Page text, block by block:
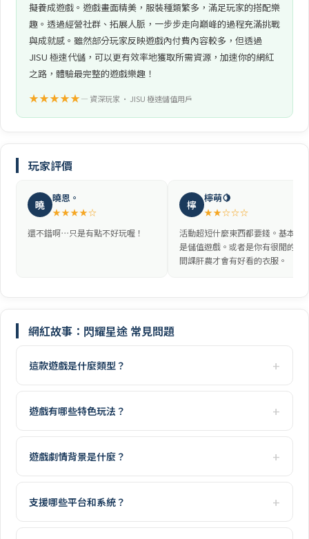
擬養成遊戲。遊戲畫面精美，服裝種類繁多，滿足玩家的搭配樂
趣。透過經營社群、拓展人脈，一步步走向巔峰的過程充滿挑戰
與成就感。雖然部分玩家反映遊戲內付費內容較多，但透過
JISU 極速代儲，可以更有效率地獲取所需資源，加速你的網紅
之路，體驗最完整的遊戲樂趣！
★★★★★— 資深玩家 • JISU 極速儲值用戶
玩家評價
曉 曉恩。
★★★★☆
還不錯啊⋯只是有點不好玩喔！
檸 檸萌🍋
★★☆☆☆
活動超短什麼東西都要錢。基本上
是儲值遊戲。或者是你有很閒的時
間課肝農才會有好看的衣服。
網紅故事：閃耀星途 常見問題
這款遊戲是什麼類型？
遊戲有哪些特色玩法？
遊戲劇情背景是什麼？
支援哪些平台和系統？